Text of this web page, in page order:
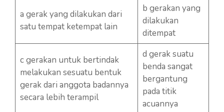
a gerak yang dilakukan dari
satu tempat ketempat lain
b gerakan yang
dilakukan
ditempat
c gerakan untuk bertindak
melakukan sesuatu bentuk
gerak dari anggota badannya
secara lebih terampil
d gerak suatu
benda sangat
bergantung
pada titik
acuannya